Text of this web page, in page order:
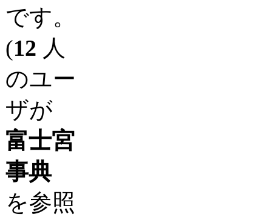
です。
(12 人
のユー
ザが
富士宮
事典
を参照